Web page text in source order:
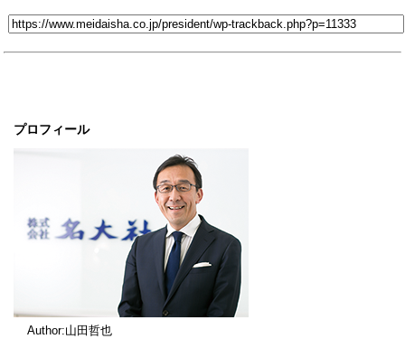
プロフィール
Author:山田哲也